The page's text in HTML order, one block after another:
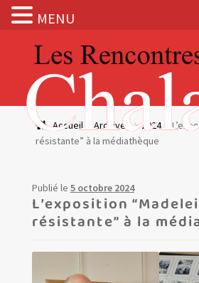
navigation
contenu
Actualités
Expositions
Les Rencontres Chaland
Prix de lecture
Accueil Archives 2024
résistante” à la médiathèque
Publié le 5 octobre 2024
L’exposition
résistante” à la
MENU